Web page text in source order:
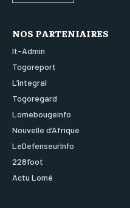
NOS PARTENIAIRES
It-Admin
Togoreport
L’integral
Togoregard
Lomebougeinfo
Nouvelle d’Afrique
LeDefenseurInfo
228foot
Actu Lomé